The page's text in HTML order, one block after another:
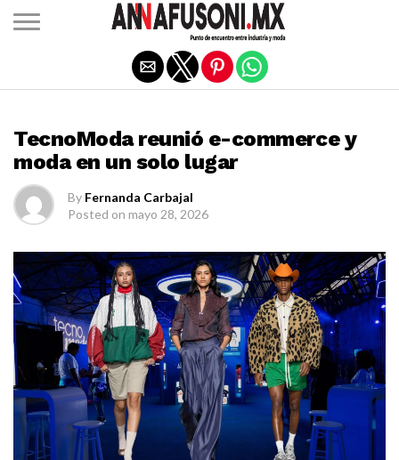
TecnoModa reunió e-commerce y
moda en un solo lugar
By Fernanda Carbajal
Posted on mayo 28, 2026
Salir de la versión móvil